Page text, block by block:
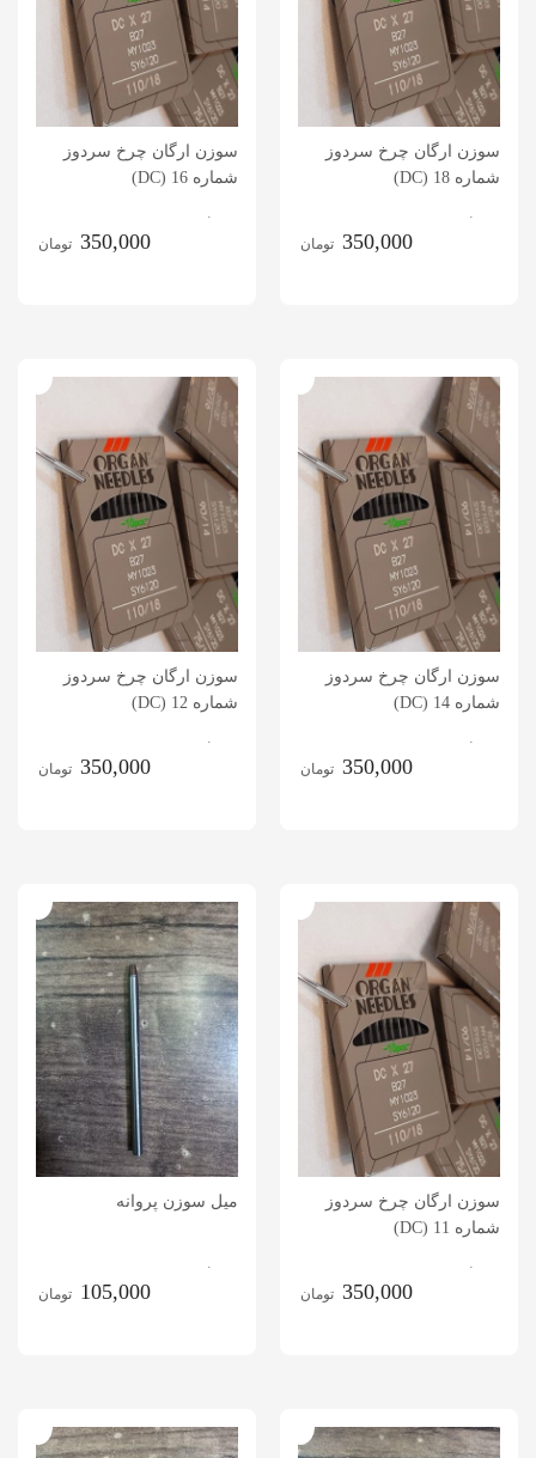
سوزن ارگان چرخ سردوز
شماره 18 (DC)
.
350,000 تومان
سوزن ارگان چرخ سردوز
شماره 16 (DC)
.
350,000 تومان
سوزن ارگان چرخ سردوز
شماره 14 (DC)
.
350,000 تومان
سوزن ارگان چرخ سردوز
شماره 12 (DC)
.
350,000 تومان
سوزن ارگان چرخ سردوز
شماره 11 (DC)
.
350,000 تومان
میل سوزن پروانه
.
105,000 تومان